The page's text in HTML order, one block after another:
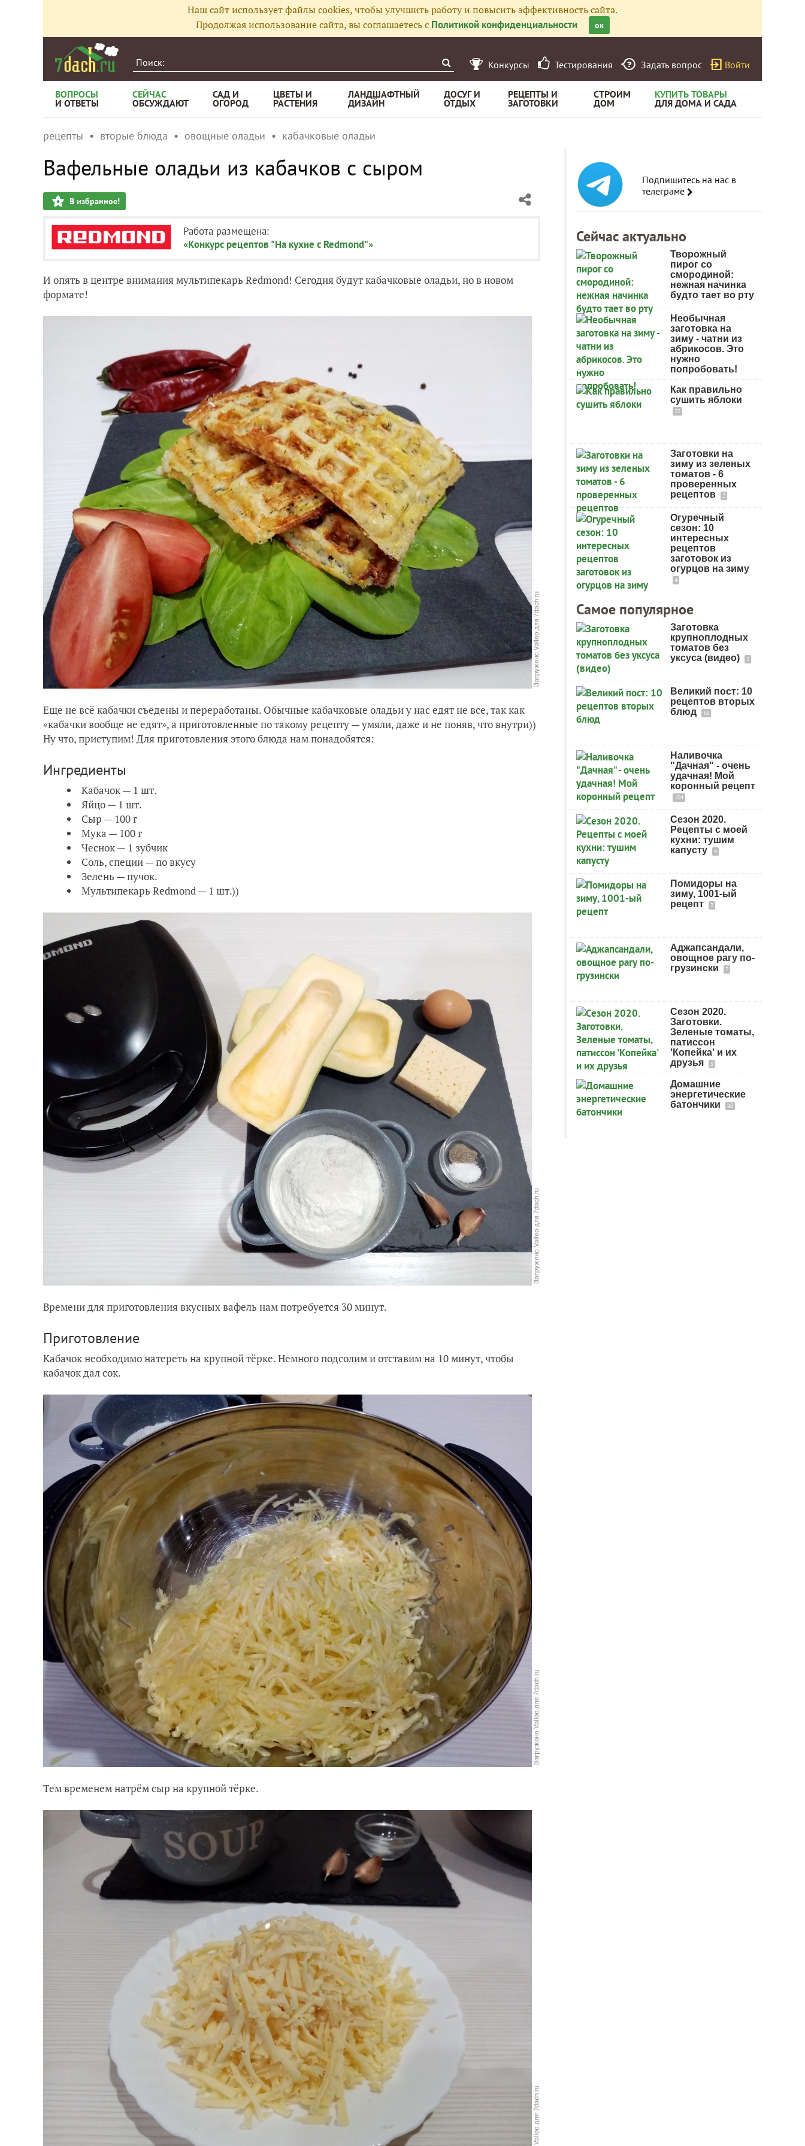
Наш сайт использует файлы cookies, чтобы улучшить работу и повысить эффективность сайта.
Продолжая использование сайта, вы соглашаетесь с Политикой конфиденциальности ок
Конкурсы Тестирования Задать вопрос Войти
ВОПРОСЫ
И ОТВЕТЫ
СЕЙЧАС
ОБСУЖДАЮТ
САД И
ОГОРОД
ЦВЕТЫ И
РАСТЕНИЯ
ЛАНДШАФТНЫЙ
ДИЗАЙН
ДОСУГ И
ОТДЫХ
РЕЦЕПТЫ И
ЗАГОТОВКИ
СТРОИМ
ДОМ
КУПИТЬ ТОВАРЫ
ДЛЯ ДОМА И САДА
рецепты вторые блюда овощные оладьи кабачковые оладьи
Вафельные оладьи из кабачков с сыром
В избранное!
Работа размещена:
«Конкурс рецептов "На кухне с Redmond"»
И опять в центре внимания мультипекарь Redmond! Сегодня будут кабачковые оладьи, но в новом
формате!
Еще не всё кабачки съедены и переработаны. Обычные кабачковые оладьи у нас едят не все, так как
«кабачки вообще не едят», а приготовленные по такому рецепту — умяли, даже и не поняв, что внутри))
Ну что, приступим! Для приготовления этого блюда нам понадобятся:
Ингредиенты
Кабачок — 1 шт.
Яйцо — 1 шт.
Сыр — 100 г
Мука — 100 г
Чеснок — 1 зубчик
Соль, специи — по вкусу
Зелень — пучок.
Мультипекарь Redmond — 1 шт.))
Времени для приготовления вкусных вафель нам потребуется 30 минут.
Приготовление
Кабачок необходимо натереть на крупной тёрке. Немного подсолим и отставим на 10 минут, чтобы
кабачок дал сок.
Тем временем натрём сыр на крупной тёрке.
Подпишитесь на нас в
телеграме
Сейчас актуально
Творожный
пирог со
смородиной:
нежная начинка
будто тает во рту
Необычная
заготовка на
зиму - чатни из
абрикосов. Это
нужно
попробовать!
Как правильно
сушить яблоки
32
Заготовки на
зиму из зеленых
томатов - 6
проверенных
рецептов
2
Огуречный
сезон: 10
интересных
рецептов
заготовок из
огурцов на зиму
4
Самое популярное
Заготовка
крупноплодных
томатов без
уксуса (видео)
5
Великий пост: 10
рецептов вторых
блюд
16
Наливочка
"Дачная" - очень
удачная! Мой
коронный рецепт
104
Сезон 2020.
Рецепты с моей
кухни: тушим
капусту
4
Помидоры на
зиму, 1001-ый
рецепт
2
Аджапсандали,
овощное рагу по-
грузински
7
Сезон 2020.
Заготовки.
Зеленые томаты,
патиссон
'Копейка' и их
друзья
5
Домашние
энергетические
батончики
43